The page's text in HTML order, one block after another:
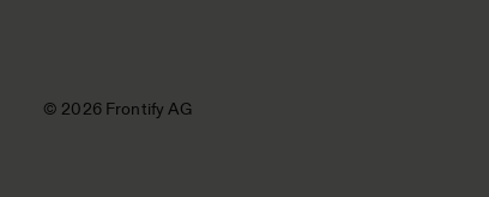
© 2026 Frontify AG